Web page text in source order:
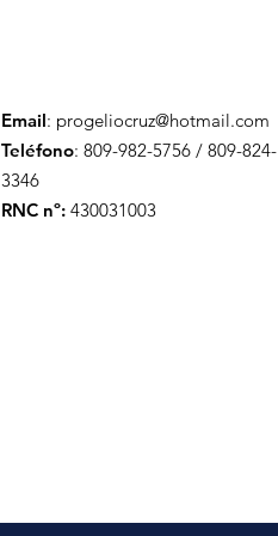
Email: progeliocruz@hotmail.com
Teléfono: 809-982-5756 / 809-824-
3346
RNC nº: 430031003